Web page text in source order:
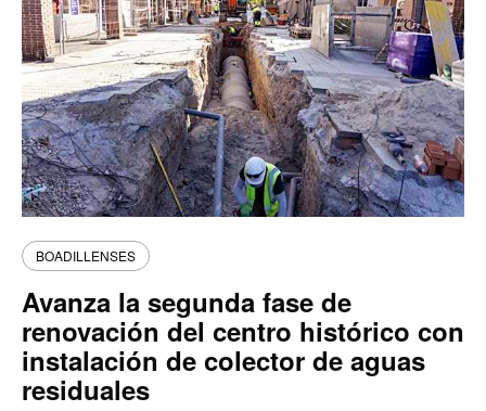
BOADILLENSES
Avanza la segunda fase de
renovación del centro histórico con
instalación de colector de aguas
residuales